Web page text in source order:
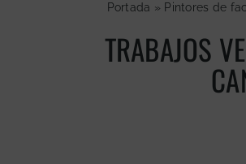
Portada » Pintores de
TRABAJOS